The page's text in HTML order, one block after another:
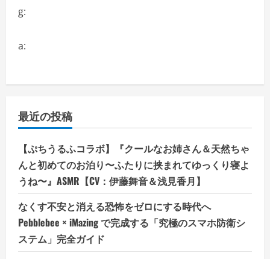
g:
a:
最近の投稿
【ぷちうるふコラボ】『クールなお姉さん＆天然ちゃ
んと初めてのお泊り〜ふたりに挟まれてゆっくり寝よ
うね〜』ASMR【CV：伊藤舞音＆浅見香月】
なくす不安と消える恐怖をゼロにする時代へ
Pebblebee × iMazing で完成する「究極のスマホ防衛シ
ステム」完全ガイド